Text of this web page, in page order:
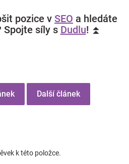
pozice v SEO a hledáte
Spojte síly s Dudlu! ⏫
Další článek
k této položce.